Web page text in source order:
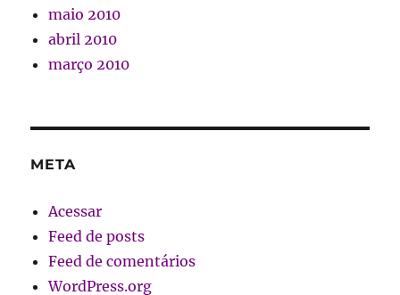
maio 2010
abril 2010
março 2010
META
Acessar
Feed de posts
Feed de comentários
WordPress.org